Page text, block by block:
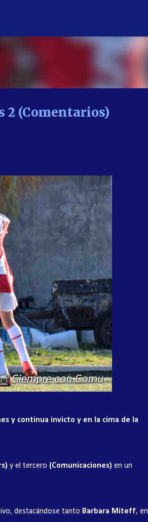
2 (Comentarios)
y continua invicto y en la cima de la
y el tercero (Comunicaciones) en un
destacándose tanto Barbara Miteff, en